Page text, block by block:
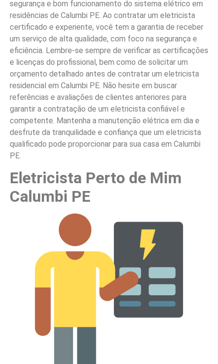
segurança e bom funcionamento do sistema elétrico em
residências de Calumbi PE. Ao contratar um eletricista
certificado e experiente, você tem a garantia de receber
um serviço de alta qualidade, com foco na segurança e
eficiência. Lembre-se sempre de verificar as certificações
e licenças do profissional, bem como de solicitar um
orçamento detalhado antes de contratar um eletricista
residencial em Calumbi PE. Não hesite em buscar
referências e avaliações de clientes anteriores para
garantir a contratação de um eletricista confiável e
competente. Mantenha a manutenção elétrica em dia e
desfrute da tranquilidade e confiança que um eletricista
qualificado pode proporcionar para sua casa em Calumbi
PE.
Eletricista Perto de Mim
Calumbi PE